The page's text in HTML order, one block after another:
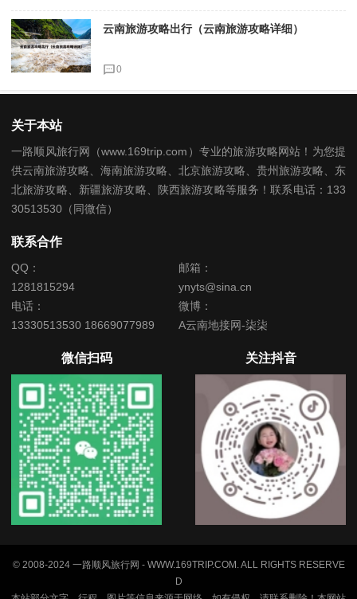
云南旅游攻略出行（云南旅游攻略详细）
0
关于本站
一路顺风旅行网（www.169trip.com）专业的旅游攻略网站！为您提
供云南旅游攻略、海南旅游攻略、北京旅游攻略、贵州旅游攻略、东
北旅游攻略、新疆旅游攻略、陕西旅游攻略等服务！联系电话：133
30513530（同微信）
联系合作
QQ：
1281815294
邮箱：
ynyts@sina.cn
电话：
13330513530 18669077989
微博：
A云南地接网-柒柒
微信扫码 关注抖音
© 2008-2024 一路顺风旅行网 - WWW.169TRIP.COM. ALL RIGHTS RESERVE
D